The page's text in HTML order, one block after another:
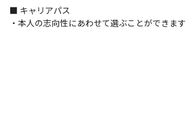
■ キャリアパス
・本人の志向性にあわせて選ぶことができます